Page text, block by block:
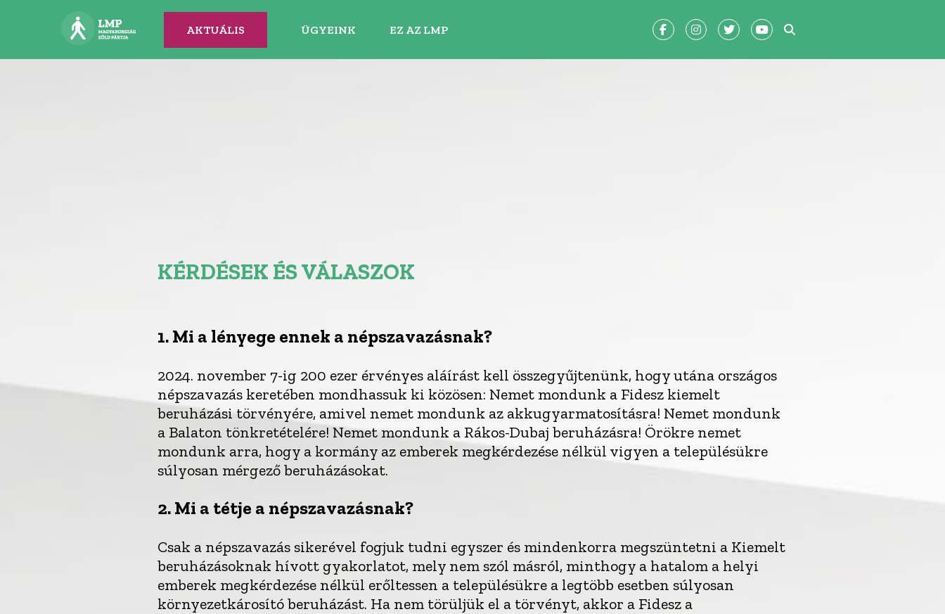
AKTUÁLIS ÜGYEINK EZ AZ LMP
KÉRDÉSEK ÉS VÁLASZOK
1.Mi a lényege ennek a népszavazásnak?
2024. november 7-ig 200 ezer érvényes aláírást kell összegyűjtenünk, hogy utána országos
népszavazás keretében mondhassuk ki közösen: Nemet mondunk a Fidesz kiemelt
beruházási törvényére, amivel nemet mondunk az akkugyarmatosításra! Nemet mondunk
a Balaton tönkretételére! Nemet mondunk a Rákos-Dubaj beruházásra! Örökre nemet
mondunk arra, hogy a kormány az emberek megkérdezése nélkül vigyen a településükre
súlyosan mérgező beruházásokat.
2.Mi a tétje a népszavazásnak?
Csak a népszavazás sikerével fogjuk tudni egyszer és mindenkorra megszüntetni a Kiemelt
beruházásoknak hívott gyakorlatot, mely nem szól másról, minthogy a hatalom a helyi
emberek megkérdezése nélkül erőltessen a településükre a legtöbb esetben súlyosan
környezetkárosító beruházást. Ha nem törüljük el a törvényt, akkor a Fidesz a